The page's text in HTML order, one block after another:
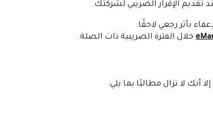
تقديم الإقرار الضريبي لشركتك.
بأثر رجعي لاحقًا.
خلال الفترة الضريبية ذات الصلة.